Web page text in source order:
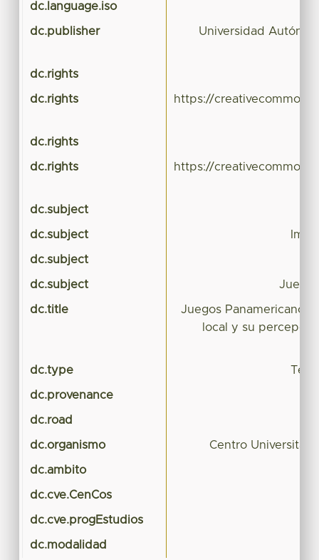
dc.language.iso
dc.publisher Universidad
dc.rights
dc.rights https://
dc.rights
dc.rights https://
dc.subject
dc.subject
dc.subject
dc.subject
dc.title
Juegos Panamericanos
local y su
dc.type
dc.provenance
dc.road
dc.organismo Centro
dc.ambito
dc.cve.CenCos
dc.cve.progEstudios
dc.modalidad